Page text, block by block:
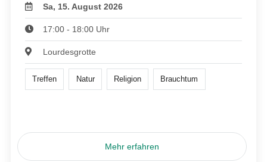
Sa, 15. August 2026
17:00 - 18:00 Uhr
Lourdesgrotte
Treffen Natur Religion Brauchtum
Mehr erfahren